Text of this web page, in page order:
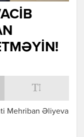
Mehriban Əliyeva